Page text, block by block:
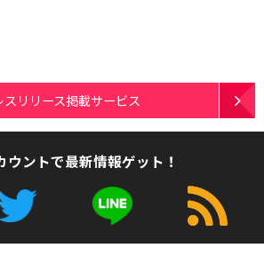
スリリース掲載サービス
ウントで最新情報ゲット！